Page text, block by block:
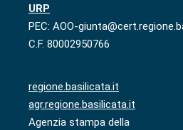
URP
PEC: AOO-
C.F. 80002950766
regione.basilicata.it
agr.regione.basilicata.it
Agenzia stampa della